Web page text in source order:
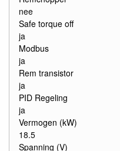
nee
Safe torque off
ja
Modbus
ja
Rem transistor
ja
PID Regeling
ja
Vermogen (kW)
18.5
Spanning (V)